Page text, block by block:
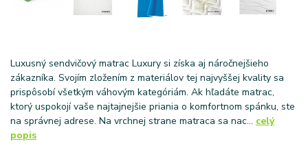
Luxusný sendvičový matrac Luxury si získa aj náročnejšieho
zákazníka. Svojím zložením z materiálov tej najvyššej kvality sa
prispôsobí všetkým váhovým kategóriám. Ak hľadáte matrac,
ktorý uspokojí vaše najtajnejšie priania o komfortnom spánku, ste
na správnej adrese. Na vrchnej strane matraca sa nac... celý
popis